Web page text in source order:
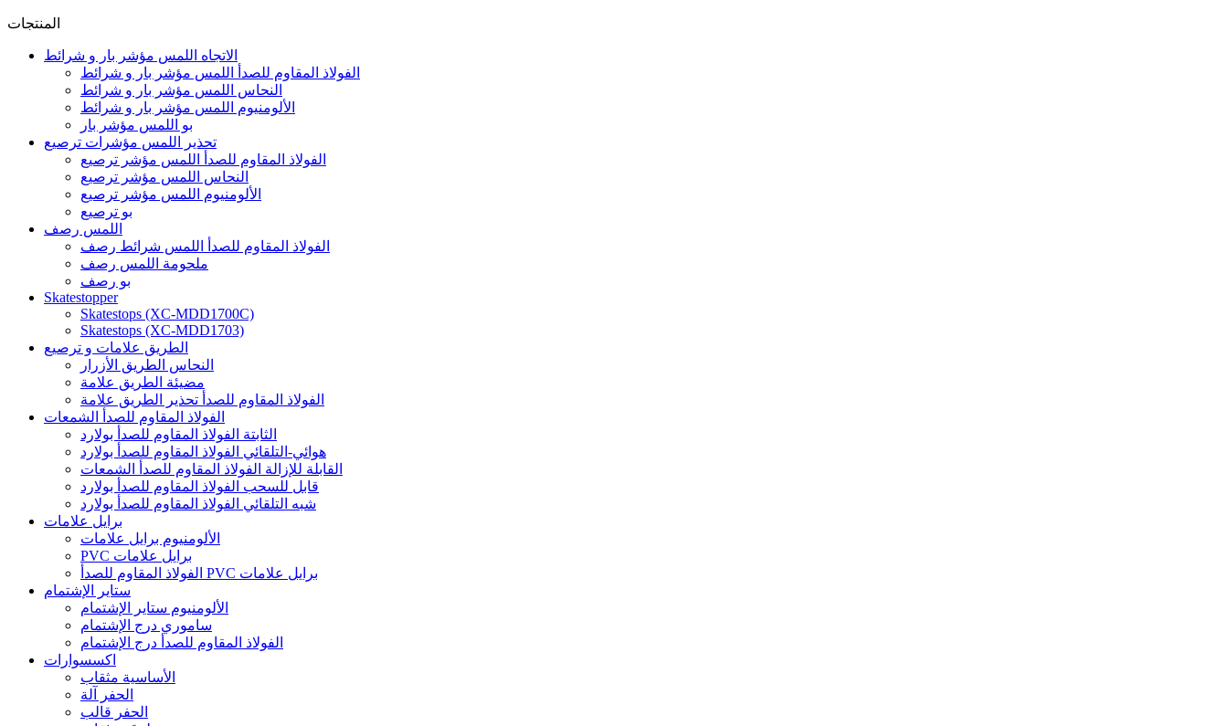
المنتجات
الاتجاه اللمس مؤشر بار و شرائط
الفولاذ المقاوم للصدأ اللمس مؤشر بار و شرائط
النحاس اللمس مؤشر بار و شرائط
الألومنيوم اللمس مؤشر بار و شرائط
بو اللمس مؤشر بار
تحذير اللمس مؤشرات ترصيع
الفولاذ المقاوم للصدأ اللمس مؤشر ترصيع
النحاس اللمس مؤشر ترصيع
الألومنيوم اللمس مؤشر ترصيع
بو ترصيع
اللمس رصف
الفولاذ المقاوم للصدأ اللمس شرائط رصف
ملحومة اللمس رصف
بو رصف
Skatestopper
Skatestops (XC-MDD1700C)
Skatestops (XC-MDD1703)
الطريق علامات و ترصيع
النحاس الطريق الأزرار
مضيئة الطريق علامة
الفولاذ المقاوم للصدأ تحذير الطريق علامة
الفولاذ المقاوم للصدأ الشمعات
الثابتة الفولاذ المقاوم للصدأ بولارد
هوائي-التلقائي الفولاذ المقاوم للصدأ بولارد
القابلة للإزالة الفولاذ المقاوم للصدأ الشمعات
قابل للسحب الفولاذ المقاوم للصدأ بولارد
شبه التلقائي الفولاذ المقاوم للصدأ بولارد
برايل علامات
الألومنيوم برايل علامات
PVC برايل علامات
الفولاذ المقاوم للصدأ PVC برايل علامات
ستاير الإشتمام
الألومنيوم ستاير الإشتمام
ساموري درج الإشتمام
الفولاذ المقاوم للصدأ درج الإشتمام
اكسسوارات
الأساسية مثقاب
الحفر آلة
الحفر قالب